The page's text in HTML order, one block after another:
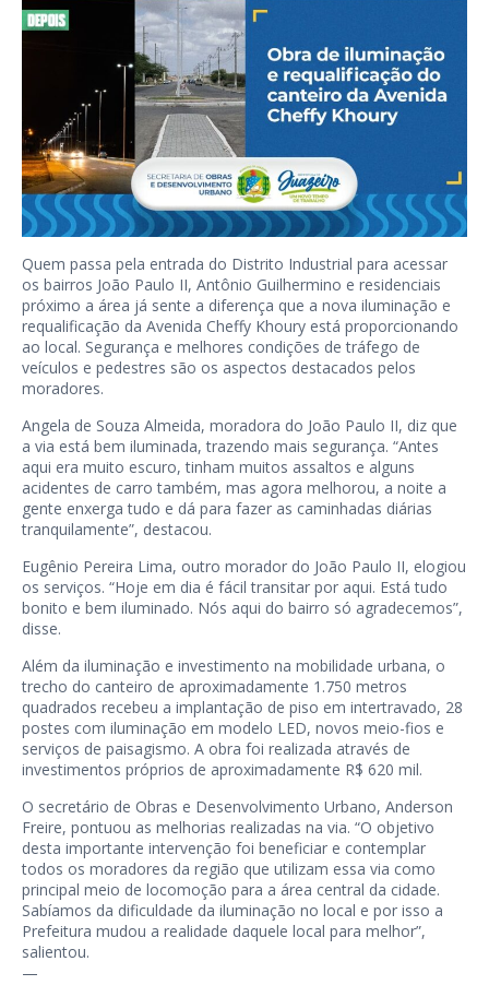
Quem passa pela entrada do Distrito Industrial para acessar
os bairros João Paulo II, Antônio Guilhermino e residenciais
próximo a área já sente a diferença que a nova iluminação e
requalificação da Avenida Cheffy Khoury está proporcionando
ao local. Segurança e melhores condições de tráfego de
veículos e pedestres são os aspectos destacados pelos
moradores.
Angela de Souza Almeida, moradora do João Paulo II, diz que
a via está bem iluminada, trazendo mais segurança. “Antes
aqui era muito escuro, tinham muitos assaltos e alguns
acidentes de carro também, mas agora melhorou, a noite a
gente enxerga tudo e dá para fazer as caminhadas diárias
tranquilamente”, destacou.
Eugênio Pereira Lima, outro morador do João Paulo II, elogiou
os serviços. “Hoje em dia é fácil transitar por aqui. Está tudo
bonito e bem iluminado. Nós aqui do bairro só agradecemos”,
disse.
Além da iluminação e investimento na mobilidade urbana, o
trecho do canteiro de aproximadamente 1.750 metros
quadrados recebeu a implantação de piso em intertravado, 28
postes com iluminação em modelo LED, novos meio-fios e
serviços de paisagismo. A obra foi realizada através de
investimentos próprios de aproximadamente R$ 620 mil.
O secretário de Obras e Desenvolvimento Urbano, Anderson
Freire, pontuou as melhorias realizadas na via. “O objetivo
desta importante intervenção foi beneficiar e contemplar
todos os moradores da região que utilizam essa via como
principal meio de locomoção para a área central da cidade.
Sabíamos da dificuldade da iluminação no local e por isso a
Prefeitura mudou a realidade daquele local para melhor”,
salientou.
—